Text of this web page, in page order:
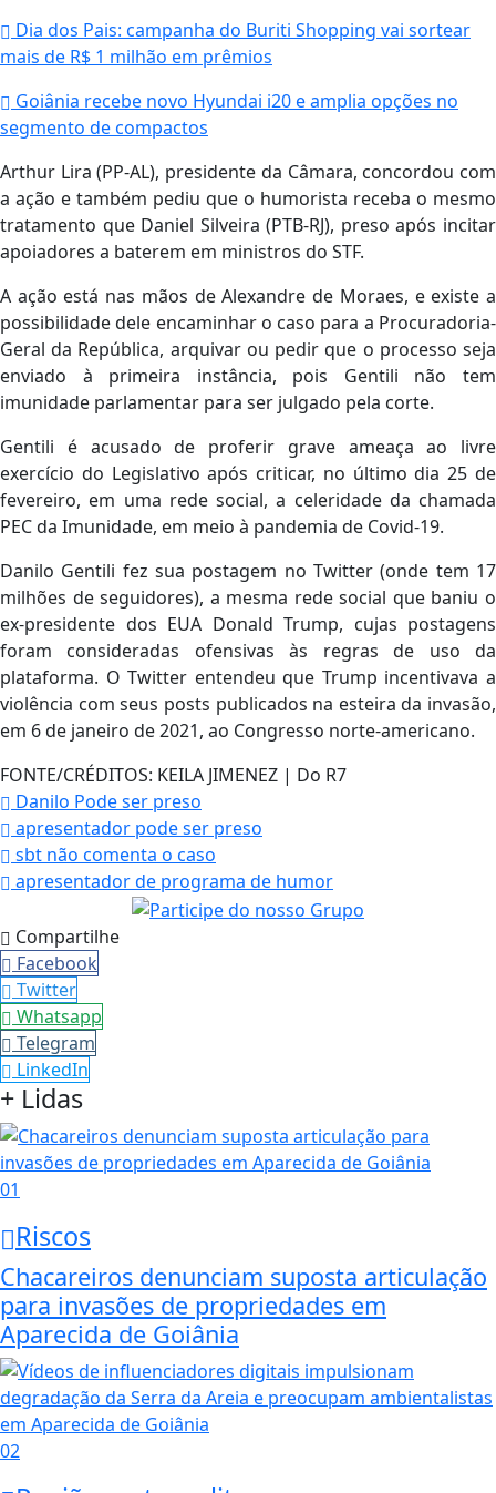
Dia dos Pais: campanha do Buriti Shopping vai sortear
mais de R$ 1 milhão em prêmios
Goiânia recebe novo Hyundai i20 e amplia opções no
segmento de compactos
Arthur Lira (PP-AL), presidente da Câmara, concordou com
a ação e também pediu que o humorista receba o mesmo
tratamento que Daniel Silveira (PTB-RJ), preso após incitar
apoiadores a baterem em ministros do STF.
A ação está nas mãos de Alexandre de Moraes, e existe a
possibilidade dele encaminhar o caso para a Procuradoria-
Geral da República, arquivar ou pedir que o processo seja
enviado à primeira instância, pois Gentili não tem
imunidade parlamentar para ser julgado pela corte.
Gentili é acusado de proferir grave ameaça ao livre
exercício do Legislativo após criticar, no último dia 25 de
fevereiro, em uma rede social, a celeridade da chamada
PEC da Imunidade, em meio à pandemia de Covid-19.
Danilo Gentili fez sua postagem no Twitter (onde tem 17
milhões de seguidores), a mesma rede social que baniu o
ex-presidente dos EUA Donald Trump, cujas postagens
foram consideradas ofensivas às regras de uso da
plataforma. O Twitter entendeu que Trump incentivava a
violência com seus posts publicados na esteira da invasão,
em 6 de janeiro de 2021, ao Congresso norte-americano.
FONTE/CRÉDITOS: KEILA JIMENEZ | Do R7
Danilo Pode ser preso
apresentador pode ser preso
sbt não comenta o caso
apresentador de programa de humor
Compartilhe
Facebook
Twitter
Whatsapp
Telegram
LinkedIn
+ Lidas
01
Riscos
Chacareiros denunciam suposta articulação
para invasões de propriedades em
Aparecida de Goiânia
02